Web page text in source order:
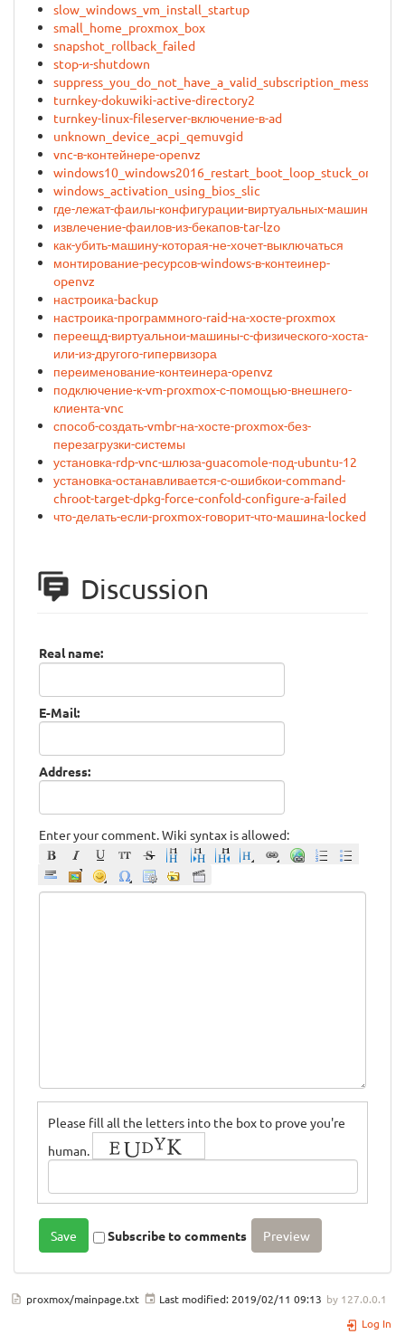
slow_windows_vm_install_startup
small_home_proxmox_box
snapshot_rollback_failed
stop-и-shutdown
suppress_you_do_not_have_a_valid_subscription_message
turnkey-dokuwiki-active-directory2
turnkey-linux-fileserver-включение-в-ad
unknown_device_acpi_qemuvgid
vnc-в-контейнере-openvz
windows_activation_using_bios_slic
где-лежат-фаилы-конфигурации-виртуальных-машин
извлечение-фаилов-из-бекапов-tar-lzo
как-убить-машину-которая-не-хочет-выключаться
монтирование-ресурсов-windows-в-контеинер-
openvz
настроика-backup
настроика-программного-raid-на-хосте-proxmox
переещд-виртуальнои-машины-с-физического-хоста-
или-из-другого-гипервизора
переименование-контеинера-openvz
подключение-к-vm-proxmox-с-помощью-внешнего-
клиента-vnc
способ-создать-vmbr-на-хосте-proxmox-без-
перезагрузки-системы
установка-rdp-vnc-шлюза-guacomole-под-ubuntu-12
установка-останавливается-с-ошибкои-command-
chroot-target-dpkg-force-confold-configure-a-failed
что-делать-если-proxmox-говорит-что-машина-locked
Discussion
Real name:
E-Mail:
Address:
Enter your comment. Wiki syntax is allowed:
Please fill all the letters into the box to prove you're
human.
Subscribe to comments
proxmox/mainpage.txt Last modified:2019/02/11 09:13 by 127.0.0.1
Log In